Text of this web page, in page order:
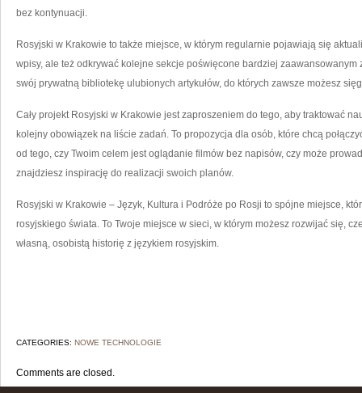
bez kontynuacji.
Rosyjski w Krakowie to także miejsce, w którym regularnie pojawiają się
wpisy, ale też odkrywać kolejne sekcje poświęcone bardziej
swój prywatną bibliotekę ulubionych artykułów, do których zawsze możesz
Cały projekt Rosyjski w Krakowie jest zaproszeniem do tego, aby traktować
kolejny obowiązek na liście zadań. To propozycja dla osób, które chcą
od tego, czy Twoim celem jest oglądanie filmów bez napisów, czy może
znajdziesz inspirację do realizacji swoich planów.
Rosyjski w Krakowie – Język, Kultura i Podróże po Rosji to spójne miejsce,
rosyjskiego świata. To Twoje miejsce w sieci, w którym możesz rozwijać się,
własną, osobistą historię z językiem rosyjskim.
CATEGORIES: NOWE TECHNOLOGIE
Comments are closed.